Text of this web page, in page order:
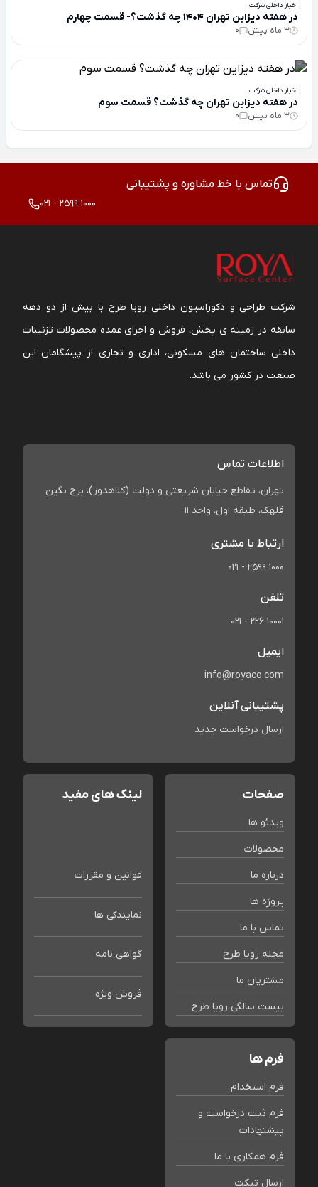
اخبار داخلی شرکت
در هفته دیزاین تهران 1404 چه گذشت؟- قسمت چهارم
3 ماه پیش 0
اخبار داخلی شرکت
در هفته دیزاین تهران چه گذشت؟ قسمت سوم
3 ماه پیش 0
تماس با خط مشاوره و پشتیبانی
021 - 2599 1000
شرکت طراحی و دکوراسیون داخلی رویا طرح با بیش از دو دهه
سابقه در زمینه ی پخش، فروش و اجرای عمده محصولات تزئینات
داخلی ساختمان های مسکونی، اداری و تجاری از پیشگامان این
صنعت در کشور می باشد.
اطلاعات تماس
تهران، تقاطع خیابان شریعتی و دولت (کلاهدوز)، برج نگین
قلهک، طبقه اول، واحد 11
ارتباط با مشتری
021 - 2599 1000
تلفن
021 - 226 10001
ایمیل
info@royaco.com
پشتیبانی آنلاین
ارسال درخواست جدید
صفحات
ویدئو ها
محصولات
درباره ما
پروژه ها
تماس با ما
مجله رویا طرح
مشتریان ما
بیست سالگی رویا طرح
لینک های مفید
قوانین و مقررات
نمایندگی ها
گواهی نامه
فروش ویژه
فرم ها
فرم استخدام
فرم ثبت درخواست و
پیشنهادات
فرم همکاری با ما
ارسال تیکت